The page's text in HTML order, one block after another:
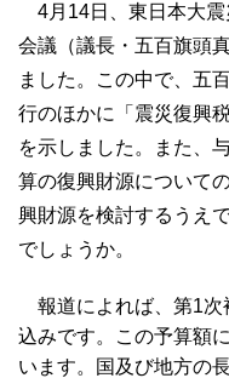
4月14日、東日本大震
会議（議長・五百旗頭
ました。この中で、五
行のほかに「震災復興
を示しました。また、
算の復興財源について
興財源を検討するうえ
でしょうか。
報道によれば、第1次
込みです。この予算額
います。国及び地方の